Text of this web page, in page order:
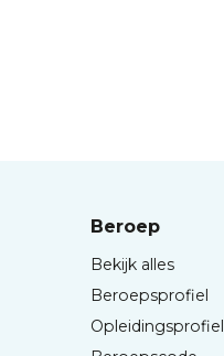
Beroep
Bekijk alles
Beroepsprofiel
Opleidingsprofiel